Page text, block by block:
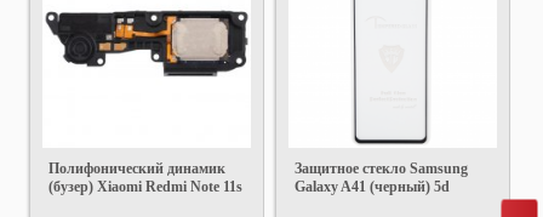
Полифонический динамик
(бузер) Xiaomi Redmi Note 11s
Защитное стекло Samsung
Galaxy A41 (черный) 5d